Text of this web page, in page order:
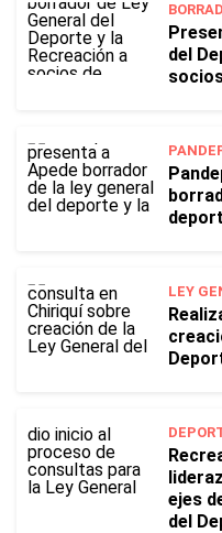
del
LEY
ejes
del